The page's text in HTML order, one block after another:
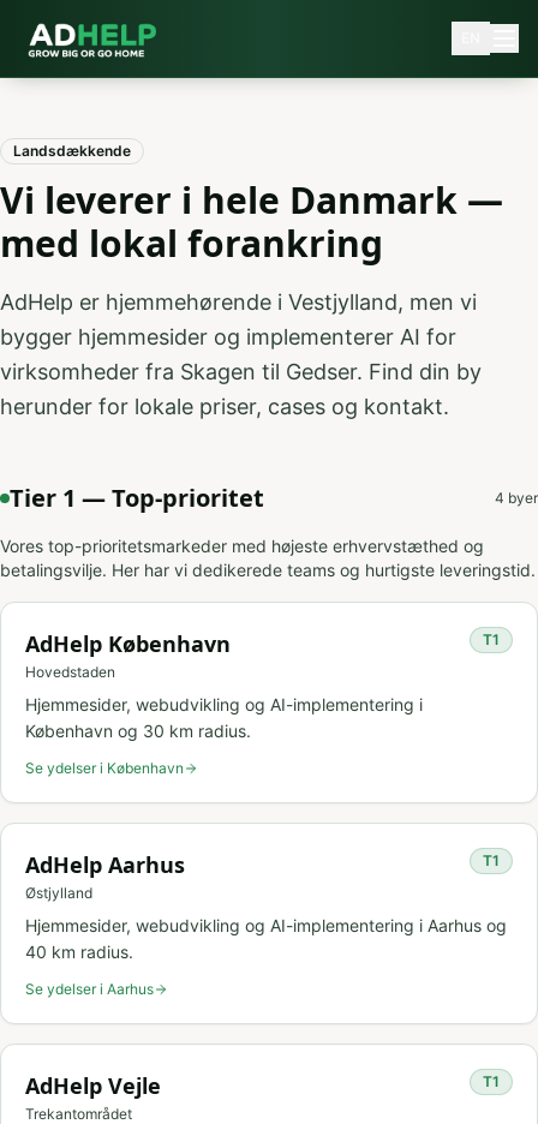
Landsdækkende
Vi leverer i hele Danmark —
med lokal forankring
AdHelp er hjemmehørende i Vestjylland, men vi
bygger hjemmesider og implementerer AI for
virksomheder fra Skagen til Gedser. Find din by
herunder for lokale priser, cases og kontakt.
Tier 1 — Top-prioritet 4 byer
Vores top-prioritetsmarkeder med højeste erhvervstæthed og
betalingsvilje. Her har vi dedikerede teams og hurtigste leveringstid.
AdHelp København
Hovedstaden
T1
Hjemmesider, webudvikling og AI-implementering i
København og 30 km radius.
Se ydelser i København
AdHelp Aarhus
Østjylland
T1
Hjemmesider, webudvikling og AI-implementering i Aarhus og
40 km radius.
Se ydelser i Aarhus
AdHelp Vejle
Trekantområdet
T1